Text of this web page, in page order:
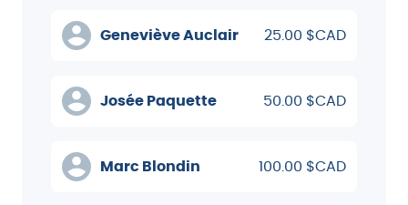
Geneviève Auclair 25.00 $CAD
Josée Paquette 50.00 $CAD
Marc Blondin 100.00 $CAD